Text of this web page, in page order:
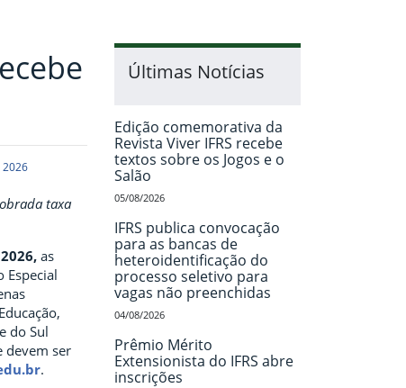
2026
taxa
as
Especial
do Sul
devem ser
.
Últimas Notícias
Edição comemorativa da
Revista Viver IFRS recebe
textos sobre os Jogos e o
Salão
05/08/2026
IFRS publica convocação
para as bancas de
heteroidentificação do
processo seletivo para
vagas não preenchidas
04/08/2026
Prêmio Mérito
Extensionista do IFRS abre
inscrições